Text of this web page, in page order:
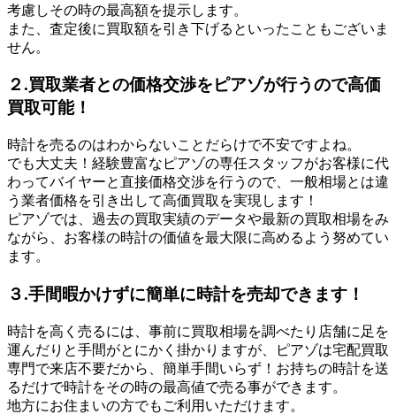
考慮しその時の最高額を提示します。
また、査定後に買取額を引き下げるといったこともございま
せん。
２.買取業者との価格交渉をピアゾが行うので高価
買取可能！
時計を売るのはわからないことだらけで不安ですよね。
でも大丈夫！経験豊富なピアゾの専任スタッフがお客様に代
わってバイヤーと直接価格交渉を行うので、一般相場とは違
う業者価格を引き出して高価買取を実現します！
ピアゾでは、過去の買取実績のデータや最新の買取相場をみ
ながら、お客様の時計の価値を最大限に高めるよう努めてい
ます。
３.手間暇かけずに簡単に時計を売却できます！
時計を高く売るには、事前に買取相場を調べたり店舗に足を
運んだりと手間がとにかく掛かりますが、ピアゾは宅配買取
専門で来店不要だから、簡単手間いらず！お持ちの時計を送
るだけで時計をその時の最高値で売る事ができます。
地方にお住まいの方でもご利用いただけます。